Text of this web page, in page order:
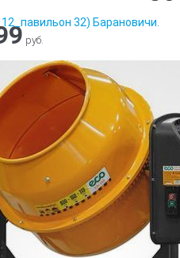
32) Барановичи.
руб.